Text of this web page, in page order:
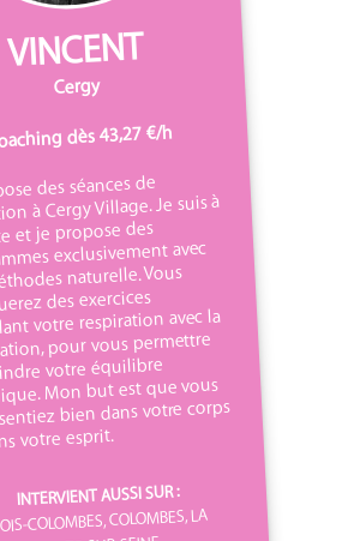
VINCENT
Cergy
dès 43,27 €/h
des séances de
à Cergy Village. Je suis à
et je propose des
exclusivement avec
naturelle. Vous
des exercices
votre respiration avec la
pour vous permettre
votre équilibre
Mon but est que vous
bien dans votre corps
votre esprit.
INTERVIENT AUSSI SUR :
COLOMBES, COLOMBES, LA